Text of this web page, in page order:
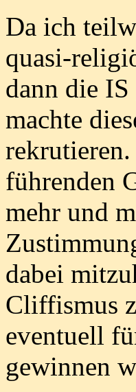
Da ich
quasi-
dann die
machte
führenden
mehr und
dabei
Cliffismus
eventuell
gewinnen